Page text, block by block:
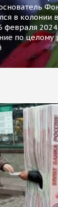
в колонии
по целому